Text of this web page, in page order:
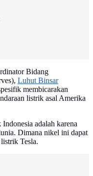
Bidang
Luhut Binsar
membicarakan
listrik asal Amerika
adalah karena
Dimana nikel ini dapat
Tesla.